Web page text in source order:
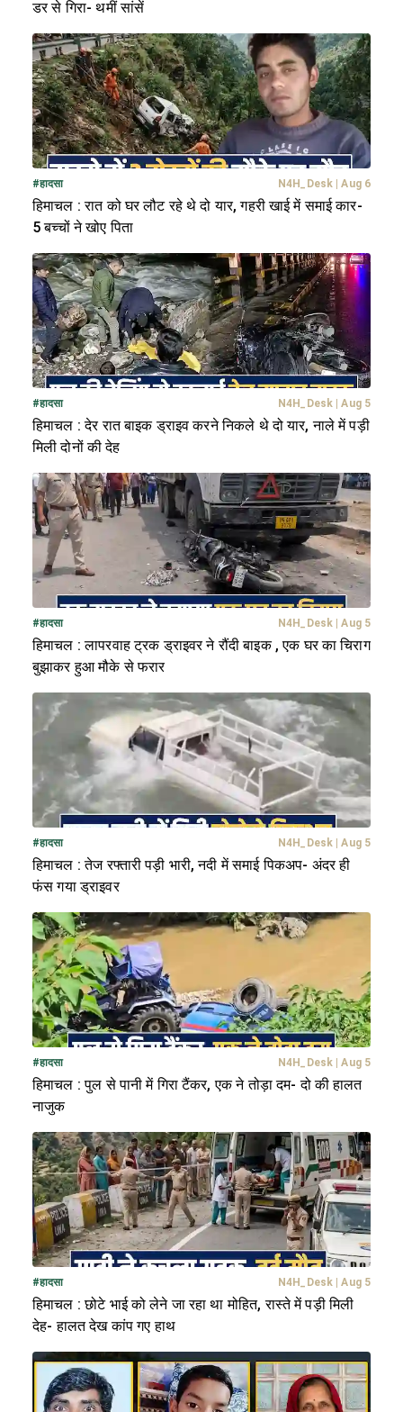
डर से गिरा- थमीं सांसें
#हादसा N4H_Desk Aug 6
हिमाचल : रात को घर लौट रहे थे दो यार, गहरी खाई में समाई कार-
5 बच्चों ने खोए पिता
#हादसा N4H_Desk Aug 5
हिमाचल : देर रात बाइक ड्राइव करने निकले थे दो यार, नाले में पड़ी
मिली दोनों की देह
#हादसा N4H_Desk Aug 5
हिमाचल : लापरवाह ट्रक ड्राइवर ने रौंदी बाइक , एक घर का चिराग
बुझाकर हुआ मौके से फरार
#हादसा N4H_Desk Aug 5
हिमाचल : तेज रफ्तारी पड़ी भारी, नदी में समाई पिकअप- अंदर ही
फंस गया ड्राइवर
#हादसा N4H_Desk Aug 5
हिमाचल : पुल से पानी में गिरा टैंकर, एक ने तोड़ा दम- दो की हालत
नाजुक
#हादसा N4H_Desk Aug 5
हिमाचल : छोटे भाई को लेने जा रहा था मोहित, रास्ते में पड़ी मिली
देह- हालत देख कांप गए हाथ